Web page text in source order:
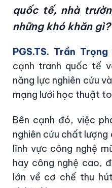
quốc tế, nhà
những khó khăn gì?
PGS.TS. Trần
cạnh tranh quốc tế
năng lực nghiên cứu
mạng lưới học thuật
Bên cạnh đó, việc
nghiên cứu chất
lĩnh vực công nghệ
hay công nghệ cao,
lớn về cơ chế thu